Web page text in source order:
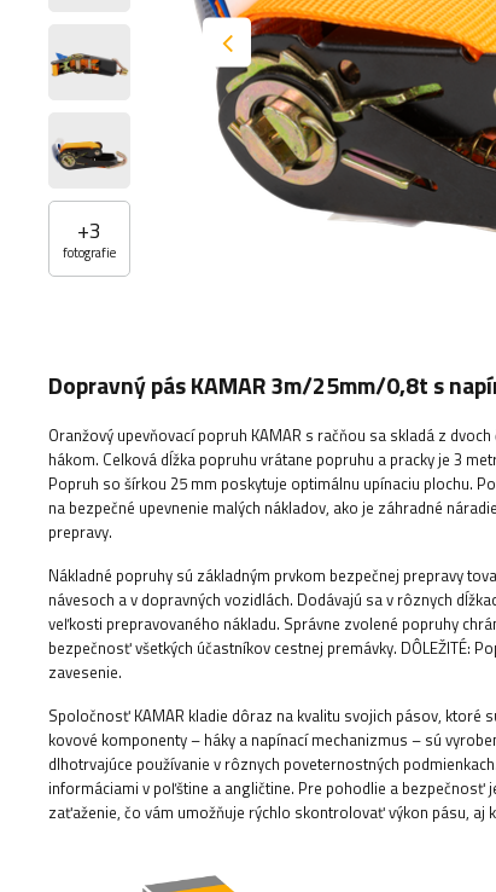
+3
fotografie
Dopravný pás KAMAR 3m/25mm/0,8t s
Oranžový upevňovací popruh KAMAR s račňou sa skladá z
hákom. Celková dĺžka popruhu vrátane popruhu a pracky je 3
Popruh so šírkou 25 mm poskytuje optimálnu upínaciu plochu.
na bezpečné upevnenie malých nákladov, ako je záhradné
prepravy.
Nákladné popruhy sú základným prvkom bezpečnej prepravy
návesoch a v dopravných vozidlách. Dodávajú sa v rôznych
veľkosti prepravovaného nákladu. Správne zvolené popruhy
bezpečnosť všetkých účastníkov cestnej premávky. DÔLEŽITÉ:
zavesenie.
Spoločnosť KAMAR kladie dôraz na kvalitu svojich pásov,
kovové komponenty – háky a napínací mechanizmus – sú
dlhotrvajúce používanie v rôznych poveternostných
informáciami v poľštine a angličtine. Pre pohodlie a bezpečnosť
zaťaženie, čo vám umožňuje rýchlo skontrolovať výkon pásu, aj